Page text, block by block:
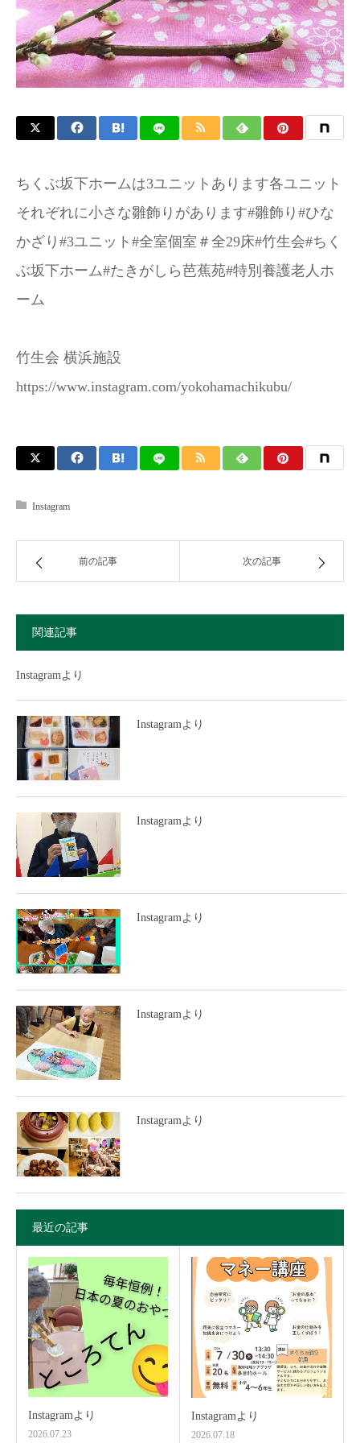
ちくぶ坂下ホームは3ユニットあります各ユニット
それぞれに小さな雛飾りがあります#雛飾り#ひな
かざり#3ユニット#全室個室＃全29床#竹生会#ちく
ぶ坂下ホーム#たきがしら芭蕉苑#特別養護老人ホ
ーム
竹生会 横浜施設
https://www.instagram.com/yokohamachikubu/
Instagram
前の記事 次の記事
関連記事
Instagramより
Instagramより
Instagramより
Instagramより
Instagramより
Instagramより
最近の記事
Instagramより
2026.07.23
Instagramより
2026.07.18